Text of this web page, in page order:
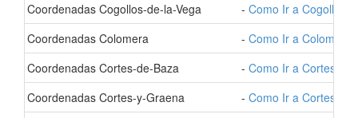
- Coordenadas Cogollos-de-la-Vega
- Como Ir a Cogollos-
- Coordenadas Colomera
- Como Ir a Colomera
- Coordenadas Cortes-de-Baza
- Como Ir a Cortes-
- Coordenadas Cortes-y-Graena
- Como Ir a Cortes-y-